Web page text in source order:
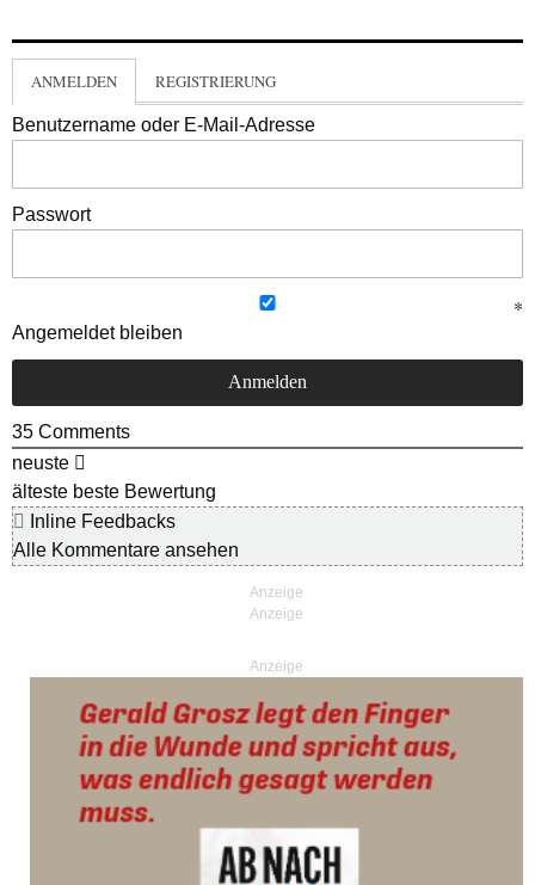
ANMELDEN REGISTRIERUNG
Benutzername oder E-Mail-Adresse
Passwort
Angemeldet bleiben
35 Comments
neuste
älteste beste Bewertung
Inline Feedbacks
Alle Kommentare ansehen
Anzeige